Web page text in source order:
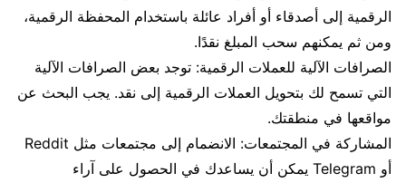
الرقمية إلى أصدقاء أو أفراد عائلة باستخدام المحفظة الرقمية،
ومن ثم يمكنهم سحب المبلغ نقدًا.
الصرافات الآلية للعملات الرقمية: توجد بعض الصرافات الآلية
التي تسمح لك بتحويل العملات الرقمية إلى نقد. يجب البحث عن
مواقعها في منطقتك.
المشاركة في المجتمعات: الانضمام إلى مجتمعات مثل Reddit
أو Telegram يمكن أن يساعدك في الحصول على آراء